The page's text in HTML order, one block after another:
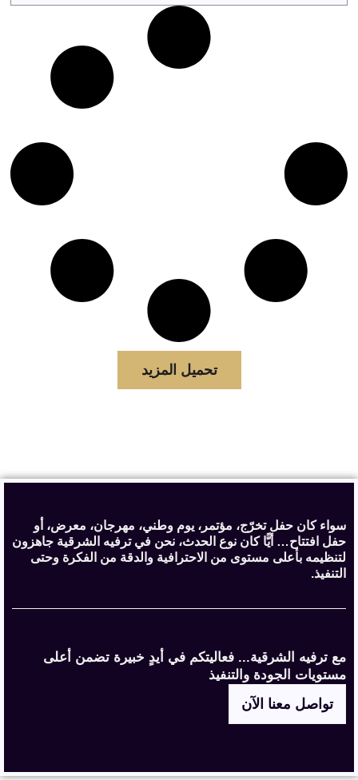
تحميل المزيد
سواء كان حفل تخرّج، مؤتمر، يوم وطني، مهرجان، معرض، أو
حفل افتتاح… أيًّا كان نوع الحدث، نحن في ترفيه الشرقية جاهزون
لتنظيمه بأعلى مستوى من الاحترافية والدقة من الفكرة وحتى
التنفيذ.
مع ترفيه الشرقية... فعاليتكم في أيدٍ خبيرة تضمن أعلى
مستويات الجودة والتنفيذ
تواصل معنا الآن